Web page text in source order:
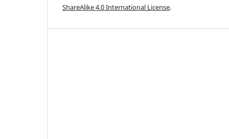
ShareAlike 4.0 International License.